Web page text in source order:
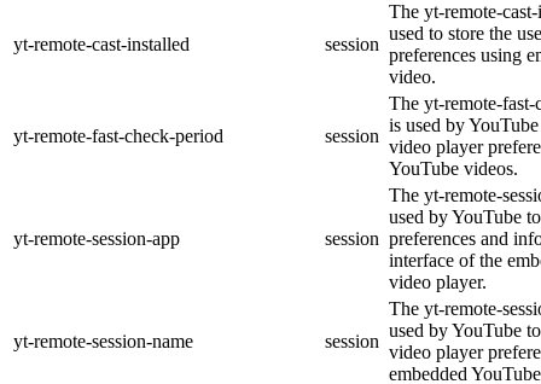
yt-remote-cast-installed session
The yt-remote-
used to store the
preferences using
video.
yt-remote-fast-check-period session
The yt-remote-
is used by
video player
YouTube videos.
yt-remote-session-app session
The yt-remote-
used by YouTube
preferences and
interface of the
video player.
yt-remote-session-name session
The yt-remote-
used by YouTube
video player
embedded